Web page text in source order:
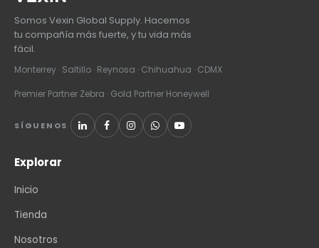
Somos Vexin Global Supply. Hacemos
tu compañía más fuerte, y tu vida más
fácil.
Monterrey · Saltillo · Reynosa · Chihuahua · CDMX
Premier Partner Zebra · Gold Partner Honeywell
SÍGUENOS
Explorar
Inicio
Tienda
Nosotros